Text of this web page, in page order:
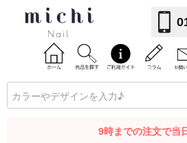
9時までの注文で当